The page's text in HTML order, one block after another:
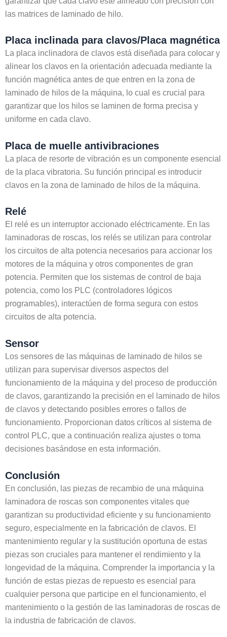
las matrices de laminado de hilo.
Placa inclinada para clavos/Placa magnética
La placa inclinadora de clavos está diseñada para colocar y
alinear los clavos en la orientación adecuada mediante la
función magnética antes de que entren en la zona de
laminado de hilos de la máquina, lo cual es crucial para
garantizar que los hilos se laminen de forma precisa y
uniforme en cada clavo.
Placa de muelle antivibraciones
La placa de resorte de vibración es un componente esencial
de la placa vibratoria. Su función principal es introducir
clavos en la zona de laminado de hilos de la máquina.
Relé
El relé es un interruptor accionado eléctricamente. En las
laminadoras de roscas, los relés se utilizan para controlar
los circuitos de alta potencia necesarios para accionar los
motores de la máquina y otros componentes de gran
potencia. Permiten que los sistemas de control de baja
potencia, como los PLC (controladores lógicos
programables), interactúen de forma segura con estos
circuitos de alta potencia.
Sensor
Los sensores de las máquinas de laminado de hilos se
utilizan para supervisar diversos aspectos del
funcionamiento de la máquina y del proceso de producción
de clavos, garantizando la precisión en el laminado de hilos
de clavos y detectando posibles errores o fallos de
funcionamiento. Proporcionan datos críticos al sistema de
control PLC, que a continuación realiza ajustes o toma
decisiones basándose en esta información.
Conclusión
En conclusión, las piezas de recambio de una máquina
laminadora de roscas son componentes vitales que
garantizan su productividad eficiente y su funcionamiento
seguro, especialmente en la fabricación de clavos. El
mantenimiento regular y la sustitución oportuna de estas
piezas son cruciales para mantener el rendimiento y la
longevidad de la máquina. Comprender la importancia y la
función de estas piezas de repuesto es esencial para
cualquier persona que participe en el funcionamiento, el
mantenimiento o la gestión de las laminadoras de roscas de
la industria de fabricación de clavos.